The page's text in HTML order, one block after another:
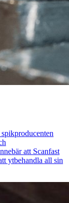
att Scanfast
ytbehandla all sin